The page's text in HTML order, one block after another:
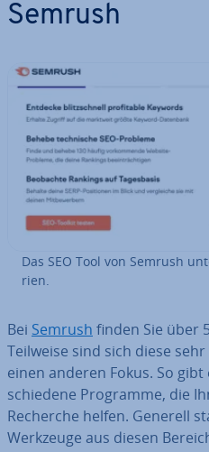
Semrush
Das SEO Tool von Semrush
rien.
Bei Semrush finden Sie über
Teilweise sind sich diese
einen anderen Fokus. So
schie­de­ne Programme, die
Recherche helfen. Generell
Werkzeuge aus diesen